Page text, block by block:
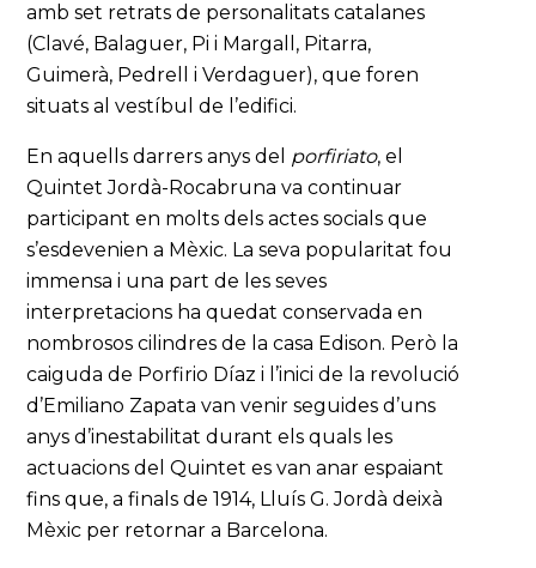
amb set retrats de personalitats catalanes
(Clavé, Balaguer, Pi i Margall, Pitarra,
Guimerà, Pedrell i Verdaguer), que foren
situats al vestíbul de l’edifici.
En aquells darrers anys del porfiriato, el
Quintet Jordà-Rocabruna va continuar
participant en molts dels actes socials que
s’esdevenien a Mèxic. La seva popularitat fou
immensa i una part de les seves
interpretacions ha quedat conservada en
nombrosos cilindres de la casa Edison. Però la
caiguda de Porfirio Díaz i l’inici de la revolució
d’Emiliano Zapata van venir seguides d’uns
anys d’inestabilitat durant els quals les
actuacions del Quintet es van anar espaiant
fins que, a finals de 1914, Lluís G. Jordà deixà
Mèxic per retornar a Barcelona.